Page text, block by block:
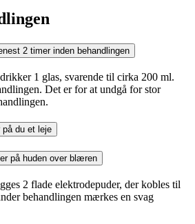
senest 2 timer inden behandlingen
1 glas, svarende til cirka 200 ml.
Det er for at undgå for stor
på du et leje
på huden over blæren
2 flade elektrodepuder, der kobles til
behandlingen mærkes en svag